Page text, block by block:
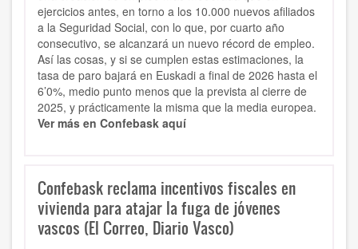
ejercicios antes, en torno a los 10.000 nuevos afiliados
a la Seguridad Social, con lo que, por cuarto año
consecutivo, se alcanzará un nuevo récord de empleo.
Así las cosas, y si se cumplen estas estimaciones, la
tasa de paro bajará en Euskadi a final de 2026 hasta el
6’0%, medio punto menos que la prevista al cierre de
2025, y prácticamente la misma que la media europea.
Ver más en Confebask aquí
Confebask reclama incentivos fiscales en
vivienda para atajar la fuga de jóvenes
vascos (El Correo, Diario Vasco)